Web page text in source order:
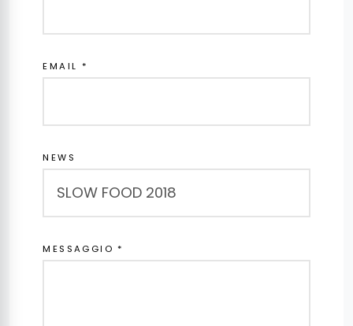
EMAIL *
NEWS
MESSAGGIO *